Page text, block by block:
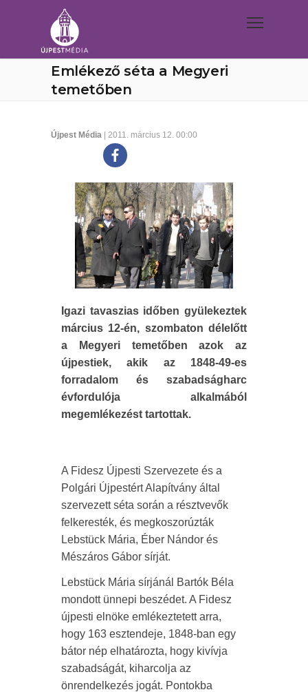
Emlékező séta a Megyeri
temetőben
Újpest Média | 2011. március 12. 00:00
Igazi tavaszias időben gyülekeztek
március 12-én, szombaton délelőtt
a Megyeri temetőben azok az
újpestiek, akik az 1848-49-es
forradalom és szabadságharc
évfordulója alkalmából
megemlékezést tartottak.
A Fidesz Újpesti Szervezete és a
Polgári Újpestért Alapítvány által
szervezett séta során a résztvevők
felkeresték, és megkoszorúzták
Lebstück Mária, Éber Nándor és
Mészáros Gábor sírját.
Lebstück Mária sírjánál Bartók Béla
mondott ünnepi beszédet. A Fidesz
újpesti elnöke emlékeztetett arra,
hogy 163 esztendeje, 1848-ban egy
bátor nép elhatározta, hogy kivívja
szabadságát, kiharcolja az
önrendelkezés jogát. Pontokba